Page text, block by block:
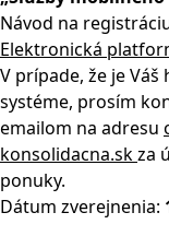
Návod na
Elektronická
V prípade, že je
systéme, prosím
emailom na adresu
konsolidacna.skza
ponuky.
Dátum zverejnenia: